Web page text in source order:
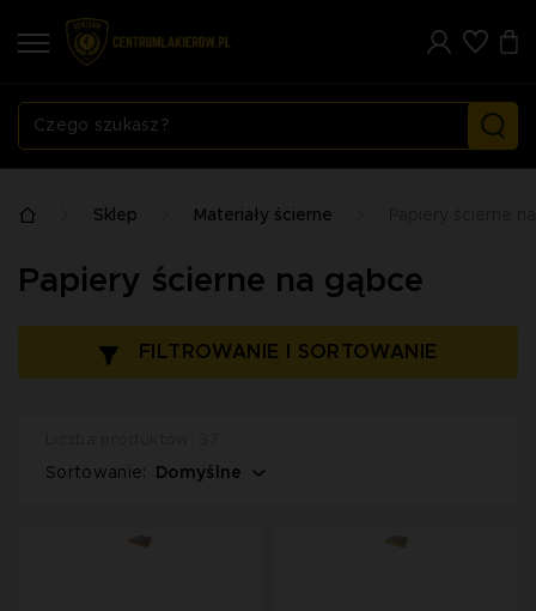
Sklep Materiały ścierne
Papiery ścierne na gąbce
FILTROWANIE I SORTOWANIE
Sortowanie: Domyślne